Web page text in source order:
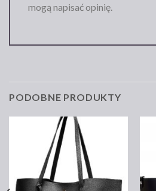
mogą napisać opinię.
PODOBNE PRODUKTY